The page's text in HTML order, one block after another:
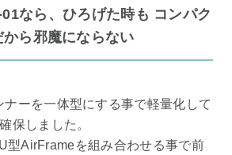
なら、ひろげた時も コンパク
から邪魔にならない
ーを一体型にする事で軽量化して
保しました。
型AirFrameを組み合わせる事で前